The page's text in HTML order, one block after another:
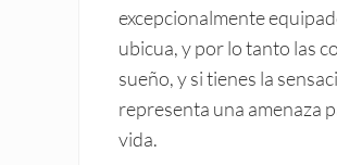
excepcionalmente
ubicua, y por lo tanto las
sueño, y si tienes la
representa una amenaza
vida.